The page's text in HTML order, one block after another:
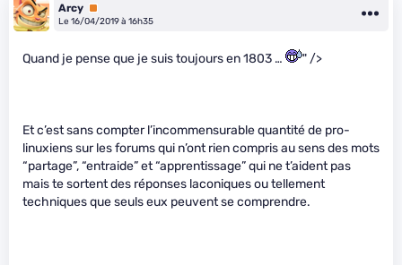
Arcy Premium
Le 16/04/2019 à 16h35
Quand je pense que je suis toujours en 1803 … " />
Et c’est sans compter l’incommensurable quantité de pro-
linuxiens sur les forums qui n’ont rien compris au sens des mots
“partage”, “entraide” et “apprentissage” qui ne t’aident pas
mais te sortent des réponses laconiques ou tellement
techniques que seuls eux peuvent se comprendre.